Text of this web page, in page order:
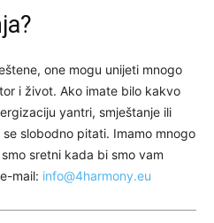
one mogu unijeti mnogo
i život. Ako imate bilo kakvo
yantri, smještanje ili
slobodno pitati. Imamo mnogo
sretni kada bi smo vam
mail: info@4harmony.eu